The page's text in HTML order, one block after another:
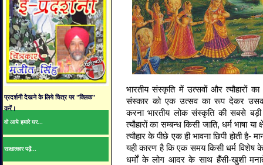
प्रदर्शनी देखने के लिये चित्र पर "क्लिक"
करें।
वो आये हमारे घर...
साक्षात्कार पढ़ें...
भारतीय संस्कृति में उत्सवों और त्यौहारों
संस्कार को एक उत्सव का रूप देकर उसकी
करना भारतीय लोक संस्कृति की सबसे
त्यौहारों का सम्बन्ध किसी जाति, धर्म भाषा
त्यौहार के पीछे एक ही भावना छिपी होती है-
यही कारण है कि एक समय किसी धर्म विशेष
धर्मों के लोग आदर के साथ हँसी-खुशी